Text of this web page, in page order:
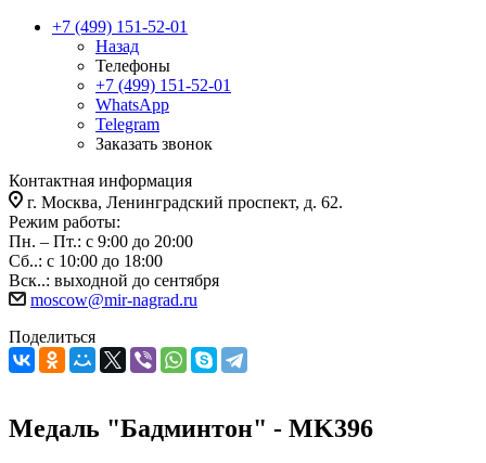
+7 (499) 151-52-01
Назад
Телефоны
+7 (499) 151-52-01
WhatsApp
Telegram
Заказать звонок
Контактная информация
г. Москва, Ленинградский проспект, д. 62.
Режим работы:
Пн. – Пт.: с 9:00 до 20:00
Сб..: с 10:00 до 18:00
Вск..: выходной до сентября
moscow@mir-nagrad.ru
Поделиться
Медаль "Бадминтон" - MK396